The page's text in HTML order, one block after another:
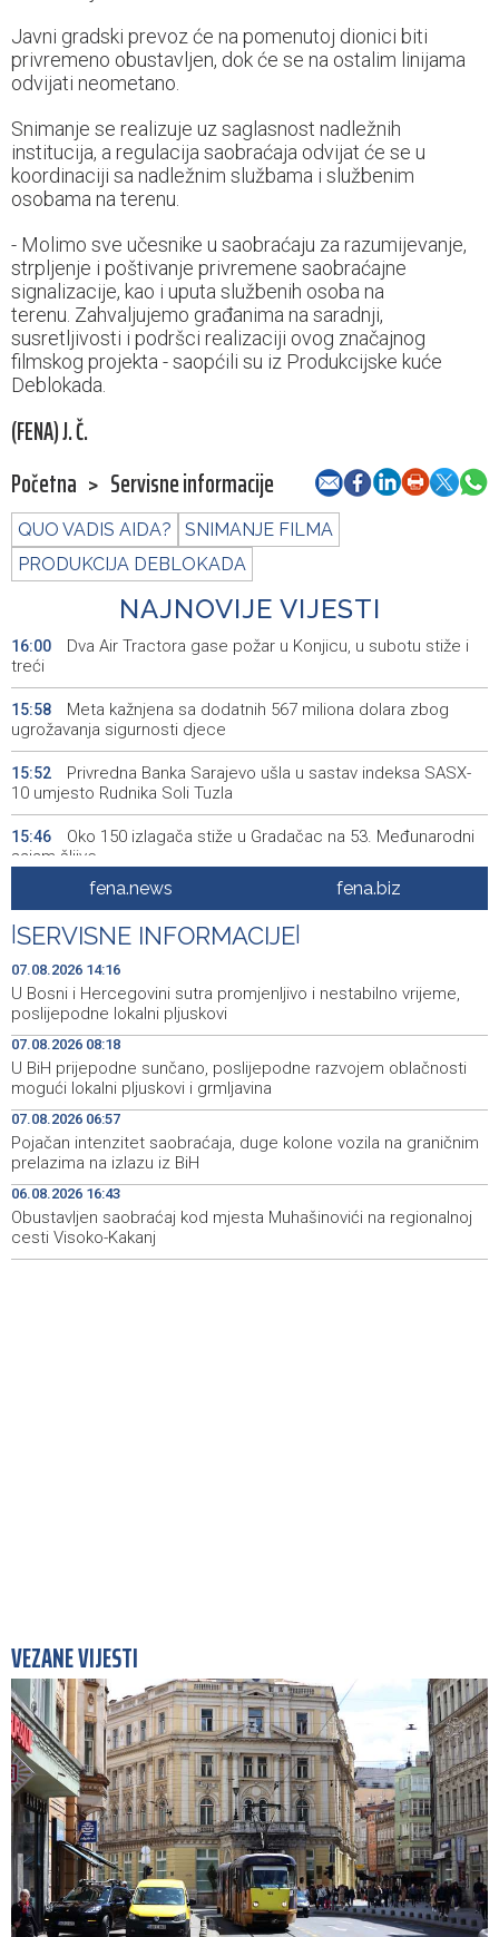
Javni gradski prevoz će na pomenutoj dionici biti
privremeno obustavljen, dok će se na ostalim linijama
odvijati neometano.
Snimanje se realizuje uz saglasnost nadležnih
institucija, a regulacija saobraćaja odvijat će se u
koordinaciji sa nadležnim službama i službenim
osobama na terenu.
- Molimo sve učesnike u saobraćaju za razumijevanje,
strpljenje i poštivanje privremene saobraćajne
signalizacije, kao i uputa službenih osoba na
terenu. Zahvaljujemo građanima na saradnji,
susretljivosti i podršci realizaciji ovog značajnog
filmskog projekta - saopćili su iz Produkcijske kuće
Deblokada.
(FENA) J. Č.
Početna > Servisne informacije
QUO VADIS AIDA?
SNIMANJE FILMA
PRODUKCIJA DEBLOKADA
NAJNOVIJE VIJESTI
16:00
Dva Air Tractora gase požar u Konjicu, u subotu stiže i
treći
15:58
Meta kažnjena sa dodatnih 567 miliona dolara zbog
ugrožavanja sigurnosti djece
15:52
Privredna Banka Sarajevo ušla u sastav indeksa SASX-
10 umjesto Rudnika Soli Tuzla
15:46
Oko 150 izlagača stiže u Gradačac na 53. Međunarodni
sajam šljive
Španija postavila ultimatum Italiji da ukine granične
kontrole
15:42
Goražde residents protest over repeated water
outages
15:31
Dani dijaspore Travnik 2026: Održan susret
gospodarstvenika
15:27 Priopćenje za javnost Naše stranke Mostar
15:25 Na Sarajevskoj berzi sedmični promet 993.831 KM
15:19
fena.news fena.biz
SERVISNE INFORMACIJE
07.08.2026 14:16
U Bosni i Hercegovini sutra promjenljivo i nestabilno vrijeme,
poslijepodne lokalni pljuskovi
07.08.2026 08:18
U BiH prijepodne sunčano, poslijepodne razvojem oblačnosti
mogući lokalni pljuskovi i grmljavina
07.08.2026 06:57
Pojačan intenzitet saobraćaja, duge kolone vozila na graničnim
prelazima na izlazu iz BiH
06.08.2026 16:43
Obustavljen saobraćaj kod mjesta Muhašinovići na regionalnoj
cesti Visoko-Kakanj
VEZANE VIJESTI